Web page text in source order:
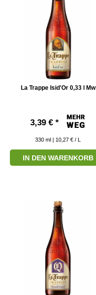
La Trappe Isid'Or 0,33 l Mw
3,39 € *
330 ml | 10,27 € / L
IN DEN WARENKORB